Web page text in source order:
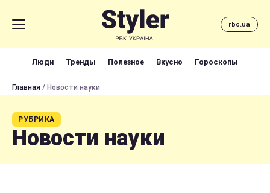
rbc.ua
Люди Тренды Полезное Вкусно Гороскопы
Главная / Новости науки
РУБРИКА
Новости науки